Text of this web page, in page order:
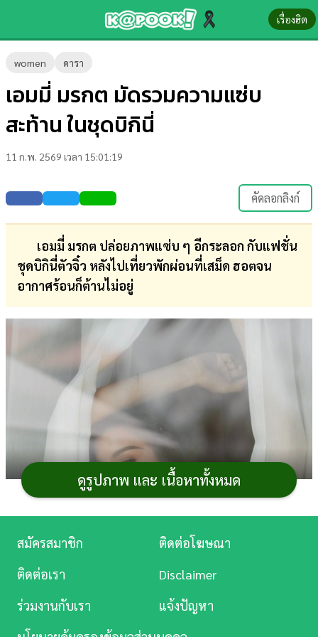
เรื่องฮิต
women ดารา
เอมมี่ มรกต มัดรวมความแซ่บ
สะท้าน ในชุดบิกินี่
11 ก.พ. 2569 เวลา 15:01:19
คัดลอกลิงก์
เอมมี่ มรกต ปล่อยภาพแซ่บ ๆ อีกระลอก กับแฟชั่น
ชุดบิกินี่ตัวจิ๋ว หลังไปเที่ยวพักผ่อนที่เสม็ด ฮอตจน
อากาศร้อนก็ต้านไม่อยู่
ดูรูปภาพ และ เนื้อหาทั้งหมด
ข่าว-
ความ
รู้
บันเทิง
ตรวจ
หวย
ผล
บอล
สด
เงิน
ศึกษา
บันเทิง
ดู
Music
สมัครสมาชิก
ติดต่อโฆษณา
ติดต่อเรา
Disclaimer
ร่วมงานกับเรา
แจ้งปัญหา